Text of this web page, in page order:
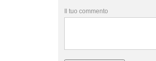
Il tuo commento